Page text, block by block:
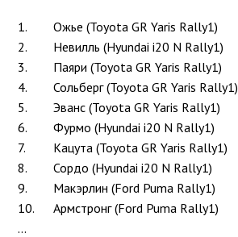
1. Ожье (Toyota GR Yaris Rally1)
2.
Невилль (Hyundai i20 N Rally1)
3.
Паяри (Toyota GR Yaris Rally1)
4.
Сольберг (Toyota GR Yaris Rally1)
5.
Эванс (Toyota GR Yaris Rally1)
6.
Фурмо (Hyundai i20 N Rally1)
7.
Кацута (Toyota GR Yaris Rally1)
8.
Сордо (Hyundai i20 N Rally1)
9.
Макэрлин (Ford Puma Rally1)
10.
Армстронг (Ford Puma Rally1)
...